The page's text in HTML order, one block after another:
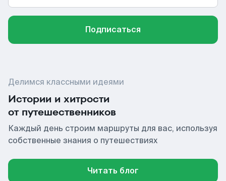
Подписаться
Делимся классными идеями
Истории и хитрости
от путешественников
Каждый день строим маршруты для вас, используя
собственные знания о путешествиях
Читать блог